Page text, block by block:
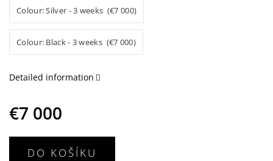
€7 000
Colour: Silver - 3 weeks (€7 000)
Colour: Black - 3 weeks (€7 000)
DO KOŠÍKU
Detailed information